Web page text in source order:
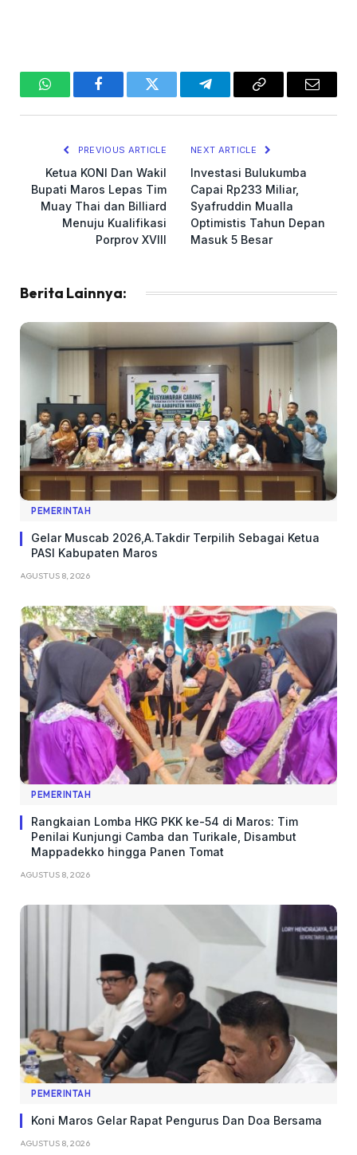
WhatsAppFacebookTwitter TelegramCopy
Email
PREVIOUS ARTICLE
Ketua KONI Dan Wakil
Bupati Maros Lepas Tim
Muay Thai dan Billiard
Menuju Kualifikasi
Porprov XVIII
NEXT ARTICLE
Investasi Bulukumba
Capai Rp233 Miliar,
Syafruddin Mualla
Optimistis Tahun Depan
Masuk 5 Besar
Berita Lainnya:
PEMERINTAH
Gelar Muscab 2026,A.Takdir Terpilih Sebagai Ketua
PASI Kabupaten Maros
AGUSTUS 8, 2026
PEMERINTAH
Rangkaian Lomba HKG PKK ke-54 di Maros: Tim
Penilai Kunjungi Camba dan Turikale, Disambut
Mappadekko hingga Panen Tomat
AGUSTUS 8, 2026
PEMERINTAH
Koni Maros Gelar Rapat Pengurus Dan Doa Bersama
AGUSTUS 8, 2026